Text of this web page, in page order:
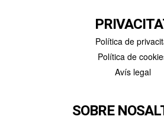
Política de
Política de
Avís legal
SOBRE